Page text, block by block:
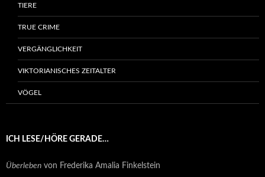
TIERE
TRUE CRIME
VERGÄNGLICHKEIT
VIKTORIANISCHES ZEITALTER
VÖGEL
ICH LESE/HÖRE GERADE…
Überleben von Frederika Amalia Finkelstein